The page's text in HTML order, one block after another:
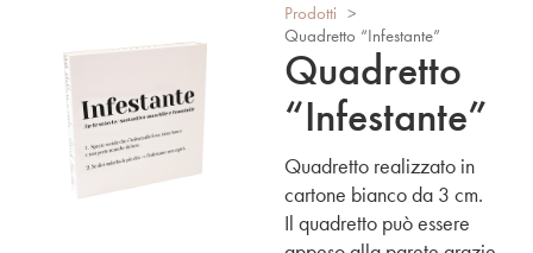
Prodotti >
Quadretto “Infestante”
Quadretto
“Infestante”
Quadretto realizzato in
cartone bianco da 3 cm.
Il quadretto può essere